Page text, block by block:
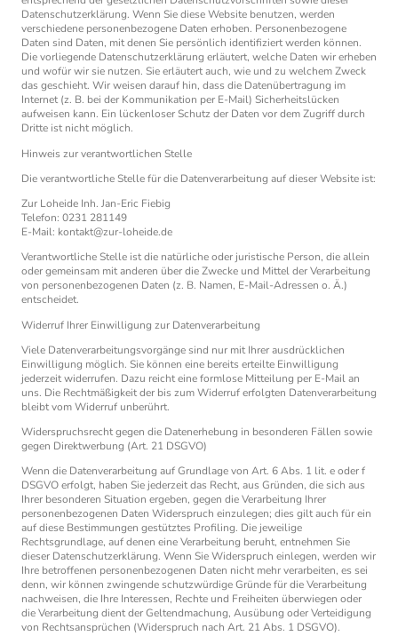
Datenschutzerklärung. Wenn Sie diese Website benutzen, werden
verschiedene personenbezogene Daten erhoben. Personenbezogene
Daten sind Daten, mit denen Sie persönlich identifiziert werden können.
Die vorliegende Datenschutzerklärung erläutert, welche Daten wir erheben
und wofür wir sie nutzen. Sie erläutert auch, wie und zu welchem Zweck
das geschieht. Wir weisen darauf hin, dass die Datenübertragung im
Internet (z. B. bei der Kommunikation per E-Mail) Sicherheitslücken
aufweisen kann. Ein lückenloser Schutz der Daten vor dem Zugriff durch
Dritte ist nicht möglich.
Hinweis zur verantwortlichen Stelle
Die verantwortliche Stelle für die Datenverarbeitung auf dieser Website ist:
Zur Loheide Inh. Jan-Eric Fiebig
Telefon: 0231 281149
E-Mail: kontakt@zur-loheide.de
Verantwortliche Stelle ist die natürliche oder juristische Person, die allein
oder gemeinsam mit anderen über die Zwecke und Mittel der Verarbeitung
von personenbezogenen Daten (z. B. Namen, E-Mail-Adressen o. Ä.)
entscheidet.
Widerruf Ihrer Einwilligung zur Datenverarbeitung
Viele Datenverarbeitungsvorgänge sind nur mit Ihrer ausdrücklichen
Einwilligung möglich. Sie können eine bereits erteilte Einwilligung
jederzeit widerrufen. Dazu reicht eine formlose Mitteilung per E-Mail an
uns. Die Rechtmäßigkeit der bis zum Widerruf erfolgten Datenverarbeitung
bleibt vom Widerruf unberührt.
Widerspruchsrecht gegen die Datenerhebung in besonderen Fällen sowie
gegen Direktwerbung (Art. 21 DSGVO)
Wenn die Datenverarbeitung auf Grundlage von Art. 6 Abs. 1 lit. e oder f
DSGVO erfolgt, haben Sie jederzeit das Recht, aus Gründen, die sich aus
Ihrer besonderen Situation ergeben, gegen die Verarbeitung Ihrer
personenbezogenen Daten Widerspruch einzulegen; dies gilt auch für ein
auf diese Bestimmungen gestütztes Profiling. Die jeweilige
Rechtsgrundlage, auf denen eine Verarbeitung beruht, entnehmen Sie
dieser Datenschutzerklärung. Wenn Sie Widerspruch einlegen, werden wir
Ihre betroffenen personenbezogenen Daten nicht mehr verarbeiten, es sei
denn, wir können zwingende schutzwürdige Gründe für die Verarbeitung
nachweisen, die Ihre Interessen, Rechte und Freiheiten überwiegen oder
die Verarbeitung dient der Geltendmachung, Ausübung oder Verteidigung
von Rechtsansprüchen (Widerspruch nach Art. 21 Abs. 1 DSGVO).